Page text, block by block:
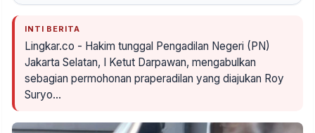
INTI BERITA
Lingkar.co - Hakim tunggal Pengadilan Negeri (PN)
Jakarta Selatan, I Ketut Darpawan, mengabulkan
sebagian permohonan praperadilan yang diajukan Roy
Suryo…